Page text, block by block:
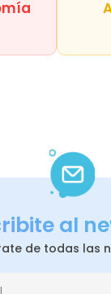
al
de todas las